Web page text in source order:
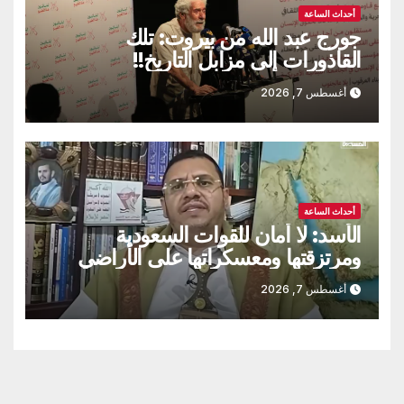
أحداث الساعة
جورج عبد الله من بيروت: تلك
القاذورات إلى مزابل التاريخ!!
أغسطس 7, 2026
أحداث الساعة
الأسد: لا أمان للقوات السعودية
ومرتزقتها ومعسكراتها على الأراضي
اليمنية
أغسطس 7, 2026